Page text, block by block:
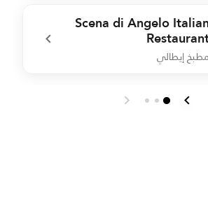
Scena di Angelo
مطبخ إيطالي
undefined Scena di Angelo